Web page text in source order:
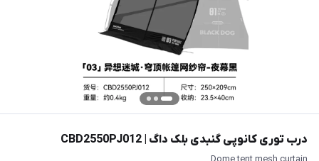
درب توری کانوپی گنبدی بلک داگ | CBD2550PJ012